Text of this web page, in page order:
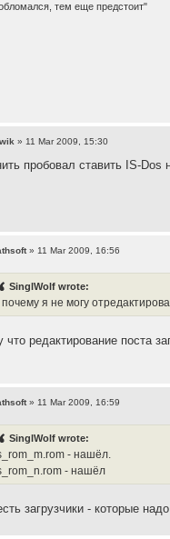
тем еще предстоит"
» 11 Mar 2009, 15:30
пробовал ставить IS-
» 11 Mar 2009, 16:56
SinglWolf wrote:
я не могу
что редактирование поста
» 11 Mar 2009, 16:59
SinglWolf wrote:
- нашёл.
- нашёл
загрузчики - которые